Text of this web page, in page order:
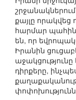
քայլը
հարմար
են, որ
Իրանին
դիրքերը,